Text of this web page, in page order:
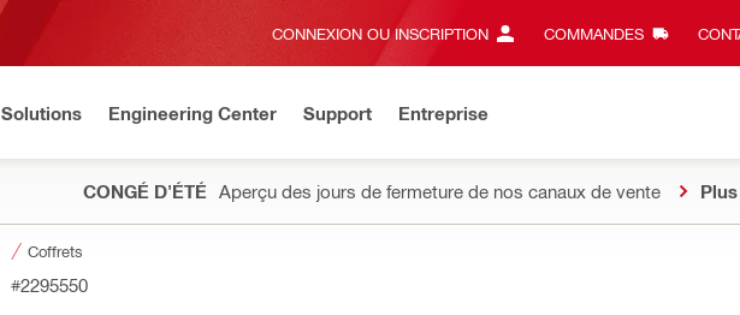
CONNEXION OU INSCRIPTION COMMANDES
Solutions Engineering Center Support Entreprise
CONGÉ D'ÉTÉ Aperçu des jours de fermeture de nos canaux de vente
Coffrets
#2295550